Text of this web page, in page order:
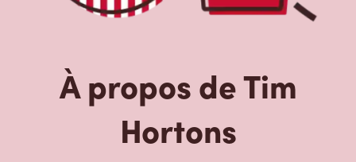
À propos de Tim
Hortons